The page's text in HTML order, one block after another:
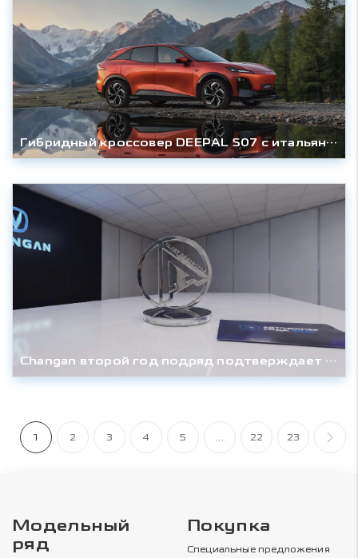
Гибридный кроссовер DEEPAL S07 с итальянскими корнями выходит на российский рынок
Changan второй год подряд подтверждает лидерство в клиентском сервисе
1 2 3 4 5 ... 22 23
Модельный
ряд
Покупка
Специальные предложения